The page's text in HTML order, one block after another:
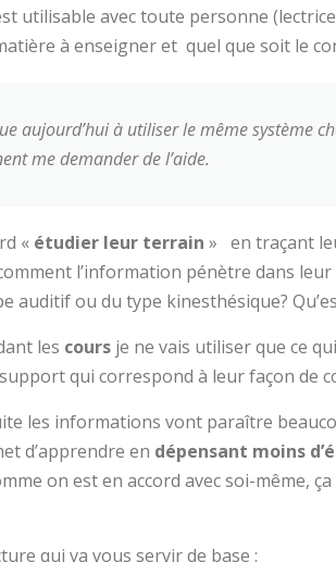
utilisable avec toute personne
à enseigner et quel que soit le
aujourd’hui à utiliser le même système
me demander de l’aide.
« étudier leur terrain » en traçant
l’information pénètre dans
auditif ou du type kinesthésique?
les cours je ne vais utiliser que ce
qui correspond à leur façon de
les informations vont paraître
d’apprendre en dépensant moins
on est en accord avec soi-même,
qui va vous servir de base :